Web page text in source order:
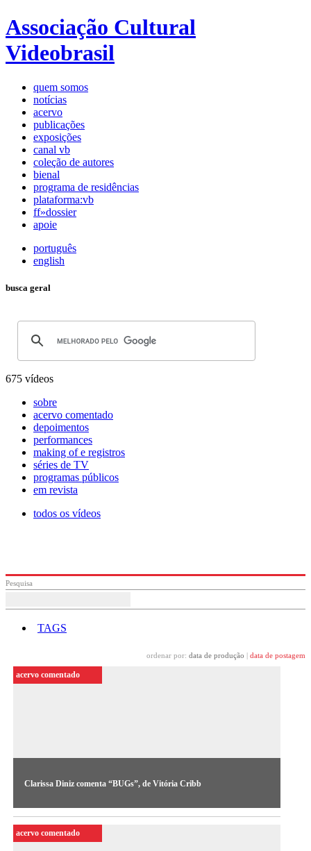
Associação Cultural
Videobrasil
quem somos
notícias
acervo
publicações
exposições
canal vb
coleção de autores
bienal
programa de residências
plataforma:vb
ff»dossier
apoie
português
english
busca geral
675 vídeos
sobre
acervo comentado
depoimentos
performances
making of e registros
séries de TV
programas públicos
em revista
todos os vídeos
Pesquisa
TAGS
ordenar por: data de produção data de postagem
Clarissa Diniz comenta “BUGs”, de Vitória Cribb
A curadora Clarissa Diniz apresenta análise crítica inédita
sobre BUGs (2023), obra da artista de Vitória Cribb em
destaque no novo Ciclo Curatorial.
acervo comentado
acervo comentado